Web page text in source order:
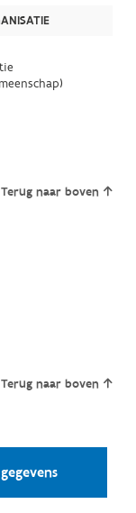
Terug naar boven
Terug naar boven